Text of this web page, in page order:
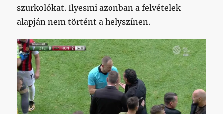
szurkolókat. Ilyesmi azonban a felvételek
alapján nem történt a helyszínen.